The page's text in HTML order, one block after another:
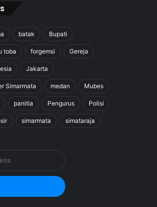
batak Bupati
toba forgemsi Gereja
Jakarta
Simarmata medan Mubes
panitia Pengurus Polisi
simarmata simataraja